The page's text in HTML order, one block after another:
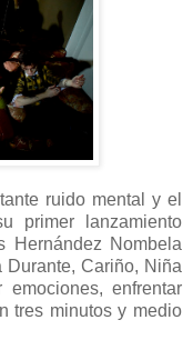
ruido mental y el
primer lanzamiento
Hernández Nombela
Cariño, Niña
enfrentar
tres minutos y medio